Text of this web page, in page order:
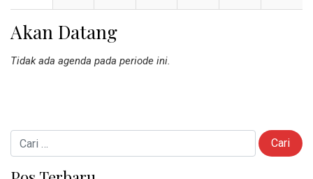
Akan Datang
Tidak ada agenda pada periode ini.
Cari untuk: